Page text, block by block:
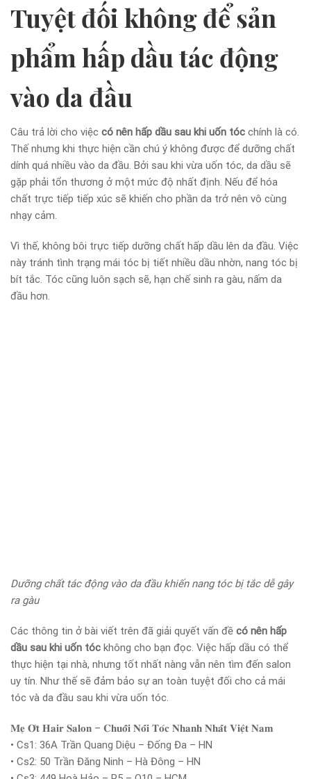
Tuyệt đối không để sản
phẩm hấp dầu tác động
vào da đầu
Câu trả lời cho việc có nên hấp dầu sau khi uốn tóc chính là có.
Thế nhưng khi thực hiện cần chú ý không được để dưỡng chất
dính quá nhiều vào da đầu. Bởi sau khi vừa uốn tóc, da dầu sẽ
gặp phải tổn thương ở một mức độ nhất định. Nếu để hóa
chất trực tiếp tiếp xúc sẽ khiến cho phần da trở nên vô cùng
nhạy cảm.
Vì thế, không bôi trực tiếp dưỡng chất hấp dầu lên da đầu. Việc
này tránh tình trạng mái tóc bị tiết nhiều dầu nhờn, nang tóc bị
bít tắc. Tóc cũng luôn sạch sẽ, hạn chế sinh ra gàu, nấm da
đầu hơn.
Dưỡng chất tác động vào da đầu khiến nang tóc bị tắc dễ gây
ra gàu
Các thông tin ở bài viết trên đã giải quyết vấn đề có nên hấp
dầu sau khi uốn tóc không cho bạn đọc. Việc hấp dầu có thể
thực hiện tại nhà, nhưng tốt nhất nàng vẫn nên tìm đến salon
uy tín. Như thế sẽ đảm bảo sự an toàn tuyệt đối cho cả mái
tóc và da đầu sau khi vừa uốn tóc.
𝐌𝐞̣ 𝐎̛́𝐭 𝐇𝐚𝐢𝐫 𝐒𝐚𝐥𝐨𝐧 – 𝐂𝐡𝐮𝐨̂̃𝐢 𝐍𝐨̂́𝐢 𝐓𝐨́𝐜 𝐍𝐡𝐚𝐧𝐡 𝐍𝐡𝐚̂́𝐭 𝐕𝐢𝐞̣̂𝐭 𝐍𝐚𝐦
• Cs1: 36A Trần Quang Diệu – Đống Đa – HN
• Cs2: 50 Trần Đăng Ninh – Hà Đông – HN